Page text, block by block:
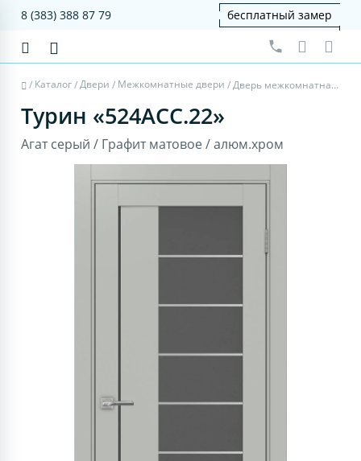
8 (383) 388 87 79 бесплатный замер
/ Каталог/Двери / Межкомнатные двери / Дверь межкомнатная Турин 524АСС.22 - агат серый, графит матовое, алюм.хром
Турин «524АСС.22»
Агат серый / Графит матовое / алюм.хром